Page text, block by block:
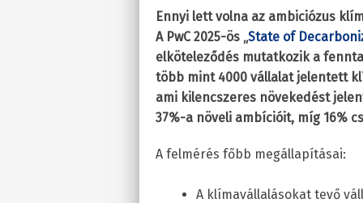
Ennyi lett volna az ambiciózus
A PwC 2025-ös „State of
elköteleződés mutatkozik a
több mint 4000 vállalat jelentett
ami kilencszeres növekedést
37%-a növeli ambícióit, míg 16%
A felmérés főbb megállapításai:
A klímavállalásokat tevő